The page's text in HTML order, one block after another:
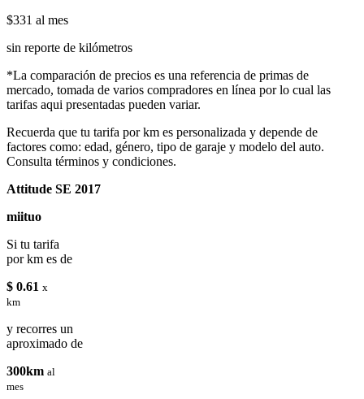
$331 al mes
sin reporte de kilómetros
*La comparación de precios es una referencia de primas de
mercado, tomada de varios compradores en línea por lo cual las
tarifas aqui presentadas pueden variar.
Recuerda que tu tarifa por km es personalizada y depende de
factores como: edad, género, tipo de garaje y modelo del auto.
Consulta términos y condiciones.
Attitude SE 2017
miituo
Si tu tarifa
por km es de
$ 0.61 x
km
y recorres un
aproximado de
300km al
mes